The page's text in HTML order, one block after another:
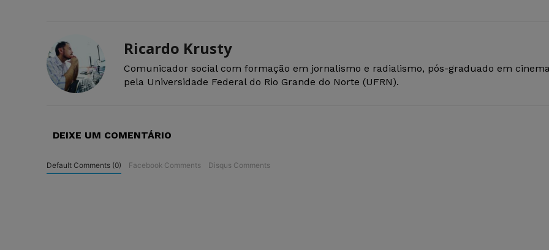
Ricardo Krusty
Comunicador social com formação em jornalismo e radialismo, pós-graduado em
pela Universidade Federal do Rio Grande do Norte (UFRN).
DEIXE UM COMENTÁRIO
Default Comments (0) Facebook Comments Disqus Comments